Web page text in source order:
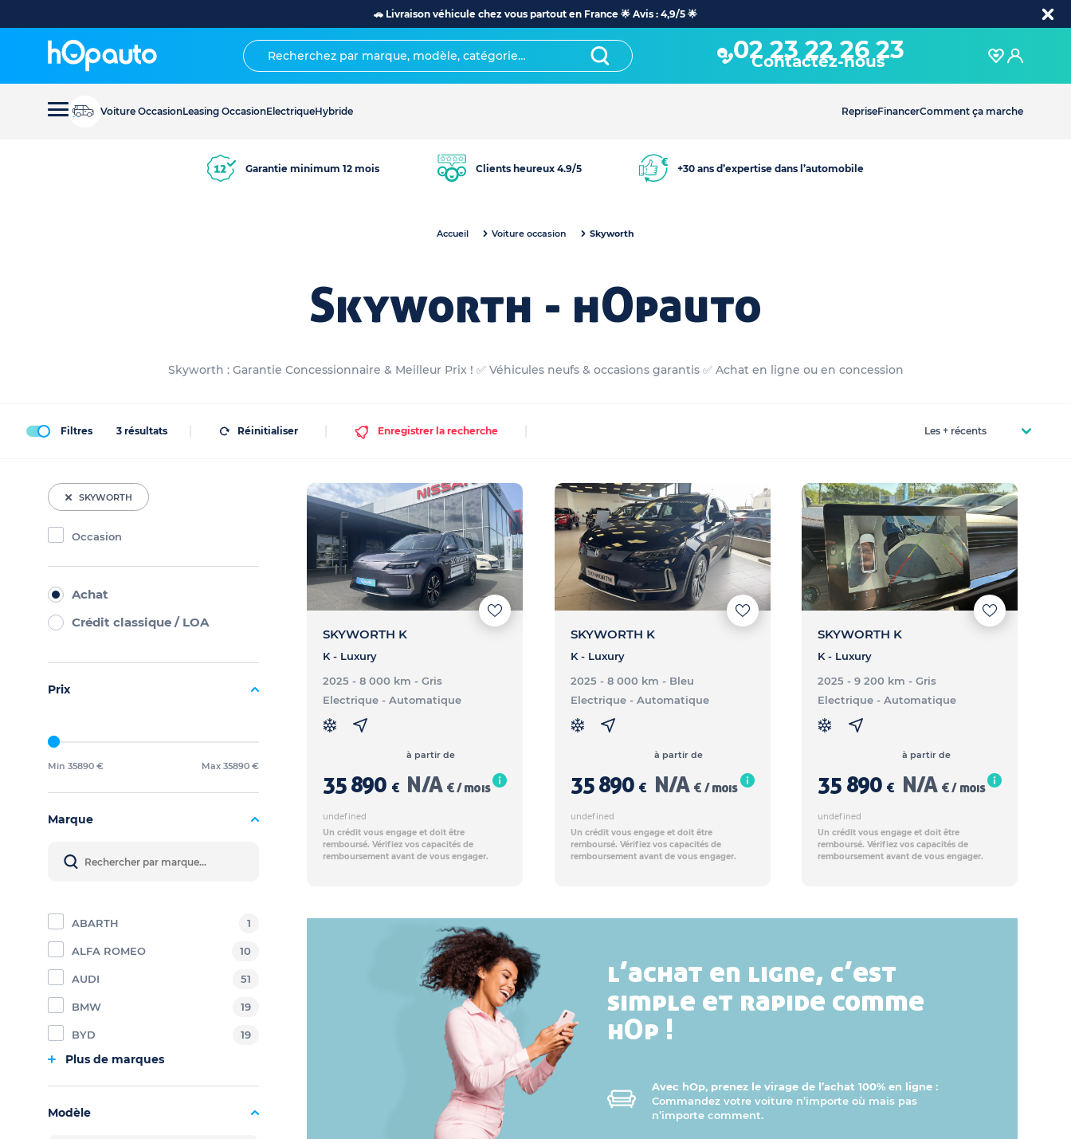
🚗 Livraison véhicule chez vous partout en France 🌟 Avis : 4,9/5 🌟
02 23 22 26 23
Contactez-nous
Voiture OccasionLeasing OccasionElectriqueHybride RepriseFinancerComment ça marche
Garantie minimum 12 mois Clients heureux 4.9/5 +30 ans d’expertise dans l’automobile
Accueil Voiture occasion Skyworth
Skyworth - hOpauto
Skyworth : Garantie Concessionnaire & Meilleur Prix ! ✅ Véhicules neufs & occasions garantis ✅ Achat en ligne ou en concession
Filtres 3 résultats Réinitialiser Enregistrer la recherche
SKYWORTH
Occasion
Achat
Crédit classique / LOA
Prix
Min 35890 € Max 35890 €
Marque
ABARTH 1
ALFA ROMEO 10
AUDI 51
BMW 19
BYD 19
Plus de marques
Modèle
SKYWORTH K
K - Luxury
2025 - 8 000 km - Gris
Electrique- Automatique
35 890 €
à partir de
N/A € / mois
undefined
Un crédit vous engage et doit être
remboursé. Vérifiez vos capacités de
remboursement avant de vous engager.
SKYWORTH K
K - Luxury
2025 - 8 000 km - Bleu
Electrique- Automatique
35 890 €
à partir de
N/A € / mois
undefined
Un crédit vous engage et doit être
remboursé. Vérifiez vos capacités de
remboursement avant de vous engager.
SKYWORTH K
K - Luxury
2025 - 9 200 km- Gris
Electrique - Automatique
35 890 €
à partir de
N/A € / mois
undefined
Un crédit vous engage et doit être
remboursé. Vérifiez vos capacités de
remboursement avant de vous engager.
l’achat en ligne, c’est
simple et rapide comme
hOp !
Avec hOp, prenez le virage de l’achat 100% en ligne :
Commandez votre voiture n’importe où mais pas
n’importe comment.